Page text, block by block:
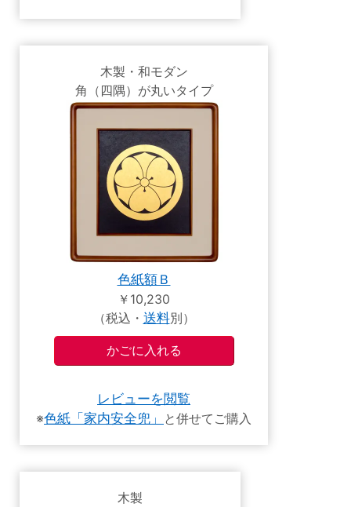
木製・和モダン
角（四隅）が丸いタイプ
色紙額Ｂ
￥10,230
（税込・ 送料別）
レビューを閲覧
※色紙「家内安全兜」 と併せてご購入
木製